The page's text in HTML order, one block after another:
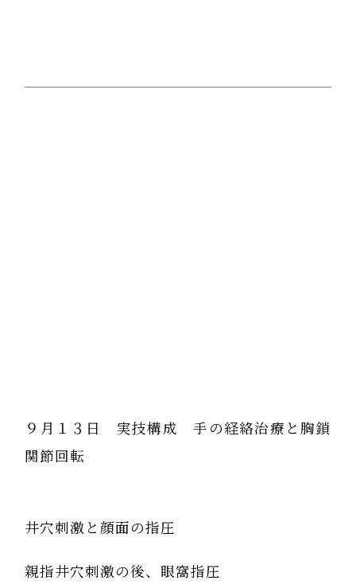
９月１３日 実技構成 手の経絡治療と胸鎖
関節回転
井穴刺激と顔面の指圧
親指井穴刺激の後、眼窩指圧